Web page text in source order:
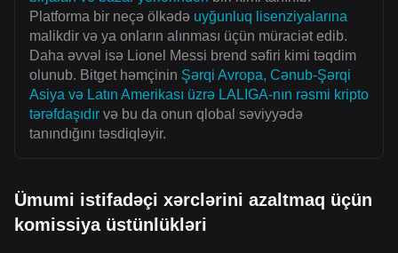
Platforma bir neçə ölkədə uyğunluq lisenziyalarına
malikdir və ya onların alınması üçün müraciət edib.
Daha əvvəl isə Lionel Messi brend səfiri kimi təqdim
olunub. Bitget həmçinin Şərqi Avropa, Cənub-Şərqi
Asiya və Latın Amerikası üzrə LALIGA-nın rəsmi kripto
tərəfdaşıdır və bu da onun qlobal səviyyədə
tanındığını təsdiqləyir.
Ümumi istifadəçi xərclərini azaltmaq üçün
komissiya üstünlükləri